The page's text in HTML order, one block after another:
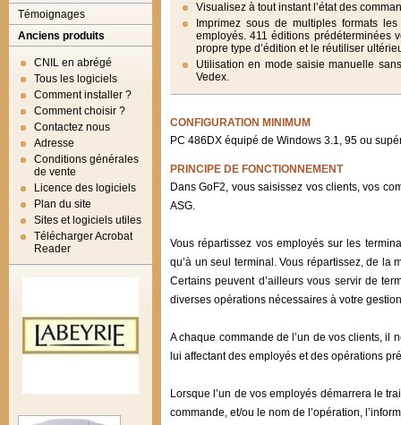
Témoignages
Anciens produits
CNIL en abrégé
Tous les logiciels
Comment installer ?
Comment choisir ?
Contactez nous
Adresse
Conditions générales
de vente
Licence des logiciels
Plan du site
Sites et logiciels utiles
Télécharger Acrobat
Reader
Visualisez à tout instant l’état des
Imprimez sous de multiples formats
employés. 411 éditions prédéterminées
propre type d’édition et le réutiliser
Utilisation en mode saisie manuelle
Vedex.
CONFIGURATION MINIMUM
PC 486DX équipé de Windows 3.1, 95 ou
PRINCIPE DE FONCTIONNEMENT
Dans GoF2, vous saisissez vos clients, vos
ASG.
Vous répartissez vos employés sur les
qu’à un seul terminal. Vous répartissez, de la
Certains peuvent d’ailleurs vous servir de
diverses opérations nécessaires à votre
A chaque commande de l’un de vos clients, il
lui affectant des employés et des opérations
Lorsque l’un de vos employés démarrera le
commande, et/ou le nom de l’opération,